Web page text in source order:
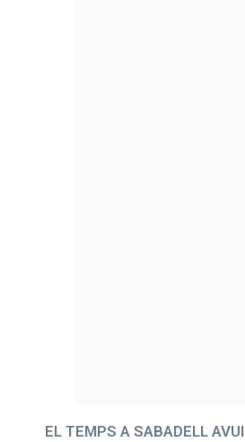
EL TEMPS A SABADELL AVUI